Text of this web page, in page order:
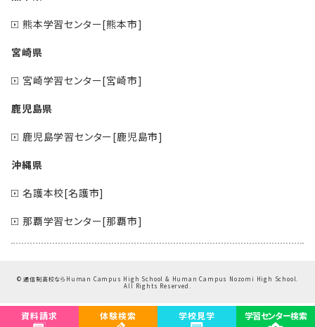
熊本学習センター[熊本市]
宮崎県
宮崎学習センター[宮崎市]
鹿児島県
鹿児島学習センター[鹿児島市]
沖縄県
名護本校[名護市]
那覇学習センター[那覇市]
©通信制高校ならHuman Campus High School & Human Campus Nozomi High School.
All Rights Reserved.
資料請求 体験検索 学校見学 学習センター検索